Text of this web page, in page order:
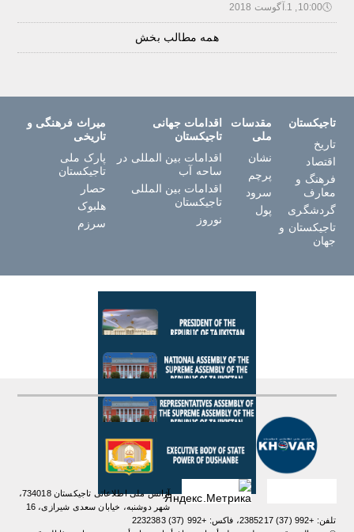
🕔10:00, 1.آگوست 2018
همه مطالب بخش
تاجیکستان
تاریخ
اقتصاد
فرهنگ و
معارف
گردشگری
تاجیکستان و
جهان
مقدسات
ملی
نشان
پرچم
سرود
پول
اقدامات جهانی
تاجیکستان
اقدامات بین المللی در
ساحه آب
اقدامات بین المللی
تاجیکستان
نوروز
میراث فرهنگی و
تاریخی
پارک ملی
تاجیکستان
حصار
هلبوک
سرزم
آژانس ملی اطلاعاتی تاجیکستان 734018،
شهر دوشنبه، خیابان سعدی شیرازی، 16
تلفن: +992 (37) 2385217، فاکس: +992 (37) 2232383